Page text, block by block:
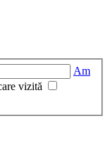
Am
vizită